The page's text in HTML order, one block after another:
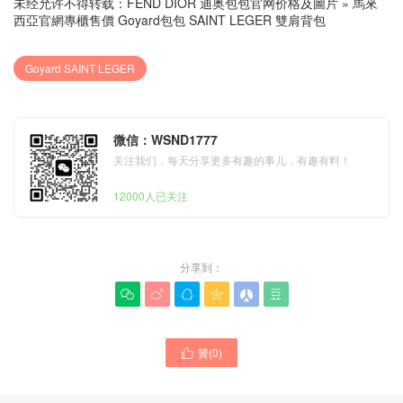
西亞官網專櫃售價 Goyard包包 SAINT LEGER 雙肩背包
Goyard SAINT LEGER
微信：WSND1777
关注我们，每天分享更多有趣的事儿，有趣有料！
12000人已关注
分享到：
     
 贊(0)
Goyard高雅德新加坡官方網